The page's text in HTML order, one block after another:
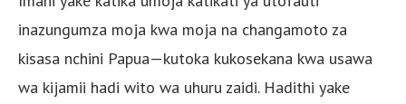
inazungumza moja kwa moja na changamoto za
kisasa nchini Papua—kutoka kukosekana kwa usawa
wa kijamii hadi wito wa uhuru zaidi. Hadithi yake